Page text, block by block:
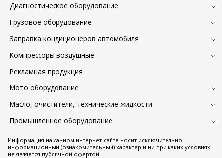
Диагностическое оборудование
Грузовое оборудование
Заправка кондиционеров автомобиля
Компрессоры воздушные
Рекламная продукция
Мото оборудование
Масло, очистители, технические жидкости
Промышленное оборудование
Информация на данном интернет-сайте носит исключительно
информационный (ознакомительный) характер и ни при каких условиях
не является публичной офертой.